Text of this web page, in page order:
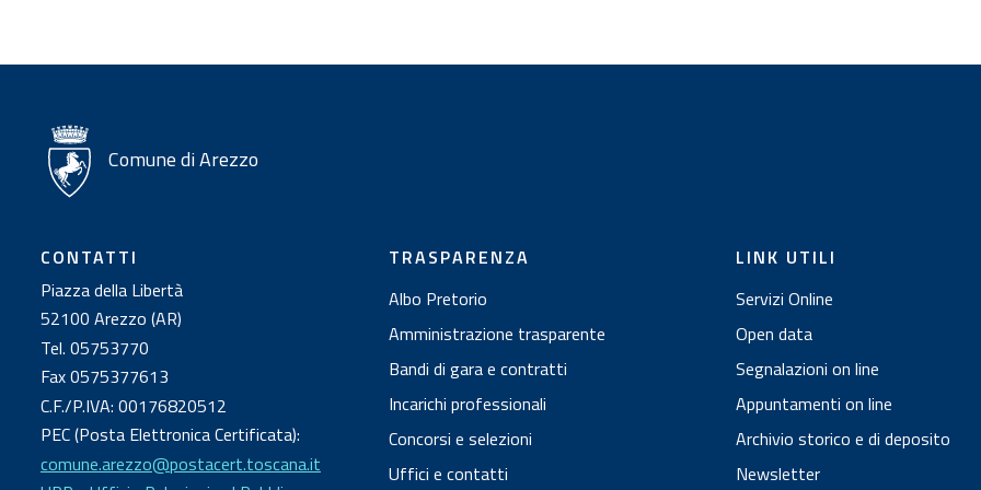
Comune di Arezzo
CONTATTI
Piazza della Libertà
52100 Arezzo (AR)
Tel. 05753770
Fax 0575377613
C.F./P.IVA: 00176820512
PEC (Posta Elettronica Certificata):
comune.arezzo@postacert.toscana.it
TRASPARENZA
Albo Pretorio
Amministrazione trasparente
Bandi di gara e contratti
Incarichi professionali
Concorsi e selezioni
Uffici e contatti
LINK UTILI
Servizi Online
Open data
Segnalazioni on line
Appuntamenti on line
Archivio storico e di deposito
Newsletter